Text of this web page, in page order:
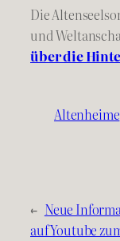
Die
und
über die
Altenheime
← Neue
auf Youtube